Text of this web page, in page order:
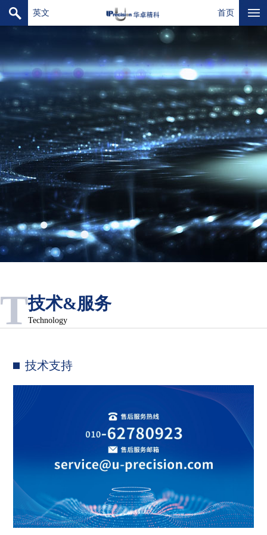
英文 首页
T技术&服务
Technology
技术支持